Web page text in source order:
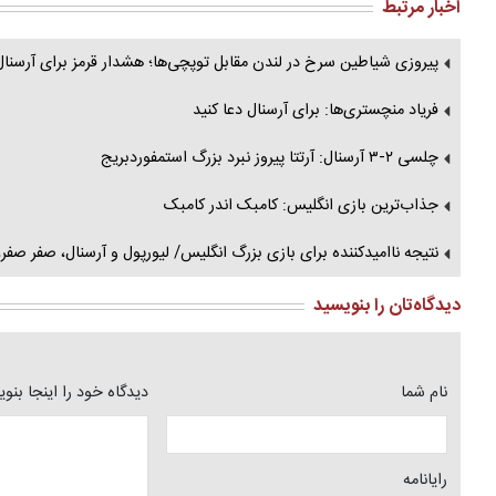
اخبار مرتبط
پیروزی شیاطین سرخ در لندن مقابل توپچی‌ها؛ هشدار قرمز برای
فریاد منچستری‌ها: برای آرسنال دعا کنید
چلسی ۲-۳ آرسنال: آرتتا پیروز نبرد بزرگ استمفوردبریج
جذاب‌ترین بازی انگلیس: کامبک اندر کامبک
نتیجه ناامیدکننده برای بازی بزرگ انگلیس/ لیورپول و آرسنال، صفر
دیدگاه‌تان را بنویسید
نام شما
رایانامه
دیدگاه خود را اینجا